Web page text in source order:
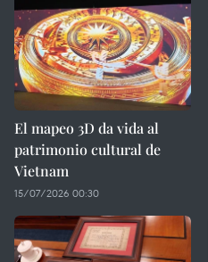
El mapeo 3D da vida al
patrimonio cultural de
Vietnam
15/07/2026 00:30